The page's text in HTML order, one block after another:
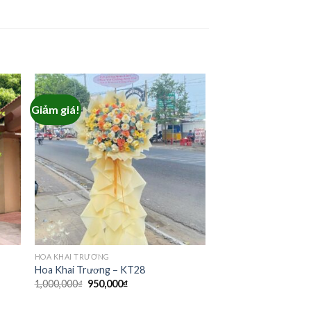
Giảm giá!
HOA KHAI TRƯƠNG
Hoa Khai Trương – KT28
1,000,000₫ Giá
950,000₫Giá